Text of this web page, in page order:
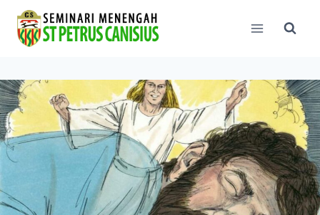
content